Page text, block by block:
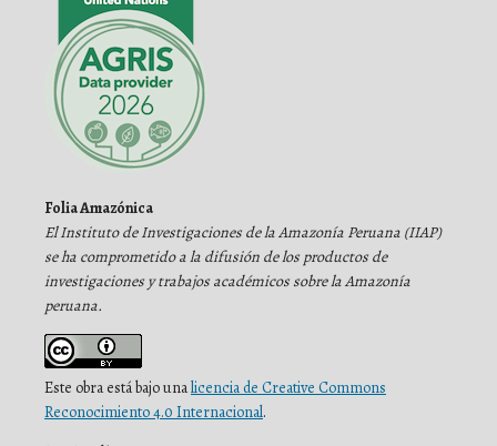
Folia Amazónica
El Instituto de Investigaciones de la Amazonía Peruana (IIAP)
se ha comprometido a la difusión de los productos de
investigaciones y trabajos académicos sobre la Amazonía
peruana.
Este obra está bajo unalicencia de Creative Commons
Reconocimiento 4.0 Internacional.